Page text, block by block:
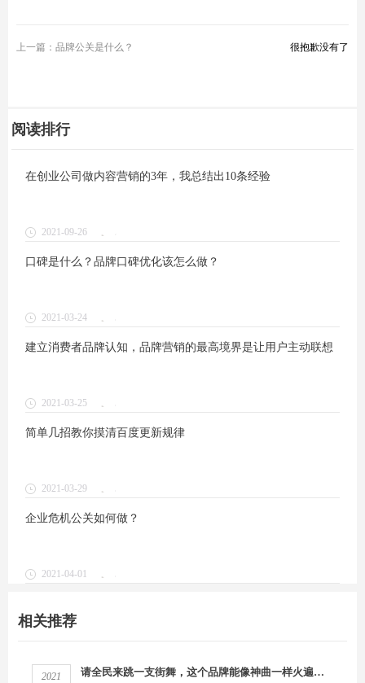
上一篇：品牌公关是什么？ 很抱歉没有了
阅读排行
在创业公司做内容营销的3年，我总结出10条经验
2021-09-26
口碑是什么？品牌口碑优化该怎么做？
2021-03-24
建立消费者品牌认知，品牌营销的最高境界是让用户主动联想
2021-03-25
简单几招教你摸清百度更新规律
2021-03-29
企业危机公关如何做？
2021-04-01
相关推荐
请全民来跳一支街舞，这个品牌能像神曲一样火遍抖音么？
2021